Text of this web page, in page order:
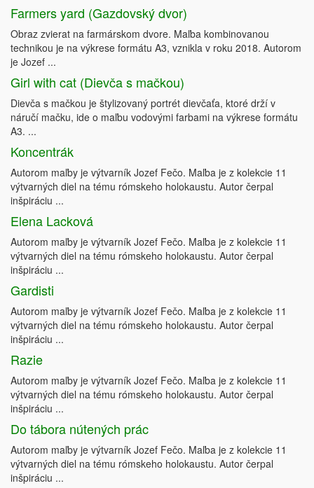
Farmers yard (Gazdovský dvor)
Obraz zvierat na farmárskom dvore. Maľba kombinovanou
technikou je na výkrese formátu A3, vznikla v roku 2018. Autorom
je Jozef ...
Girl with cat (Dievča s mačkou)
Dievča s mačkou je štylizovaný portrét dievčaťa, ktoré drží v
náručí mačku, ide o maľbu vodovými farbami na výkrese formátu
A3. ...
Koncentrák
Autorom maľby je výtvarník Jozef Fečo. Maľba je z kolekcie 11
výtvarných diel na tému rómskeho holokaustu. Autor čerpal
inšpiráciu ...
Elena Lacková
Autorom maľby je výtvarník Jozef Fečo. Maľba je z kolekcie 11
výtvarných diel na tému rómskeho holokaustu. Autor čerpal
inšpiráciu ...
Gardisti
Autorom maľby je výtvarník Jozef Fečo. Maľba je z kolekcie 11
výtvarných diel na tému rómskeho holokaustu. Autor čerpal
inšpiráciu ...
Razie
Autorom maľby je výtvarník Jozef Fečo. Maľba je z kolekcie 11
výtvarných diel na tému rómskeho holokaustu. Autor čerpal
inšpiráciu ...
Do tábora nútených prác
Autorom maľby je výtvarník Jozef Fečo. Maľba je z kolekcie 11
výtvarných diel na tému rómskeho holokaustu. Autor čerpal
inšpiráciu ...